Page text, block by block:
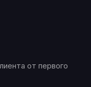
от первого